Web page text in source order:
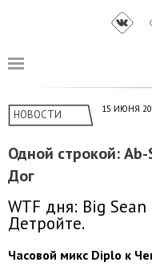
НОВОСТИ 15 ИЮНЯ
Одной строкой:
Дог
WTF дня: Big
Детройте.
Часовой микс Diplo к